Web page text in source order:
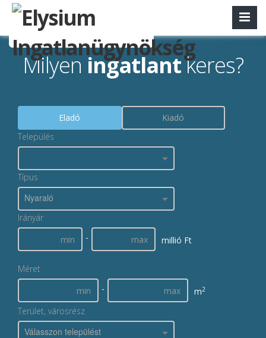
Milyeningatlantkeres?
Eladó
Kiadó
Település
Típus
Nyaraló
Irányár
-
millió Ft
Méret
-
m2
Terület, városrész
Válasszon települést